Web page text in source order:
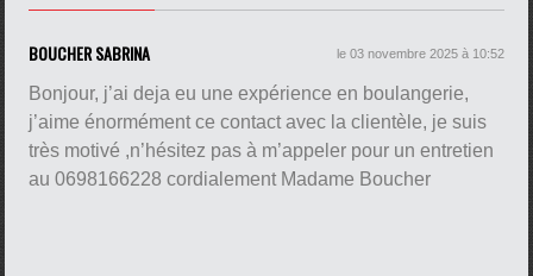
BOUCHER SABRINA le 03 novembre 2025 à 10:52
Bonjour, j’ai deja eu une expérience en boulangerie,
j’aime énormément ce contact avec la clientèle, je suis
très motivé ,n’hésitez pas à m’appeler pour un entretien
au 0698166228 cordialement Madame Boucher